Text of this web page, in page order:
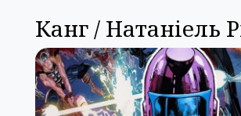
Канг / Натаніель